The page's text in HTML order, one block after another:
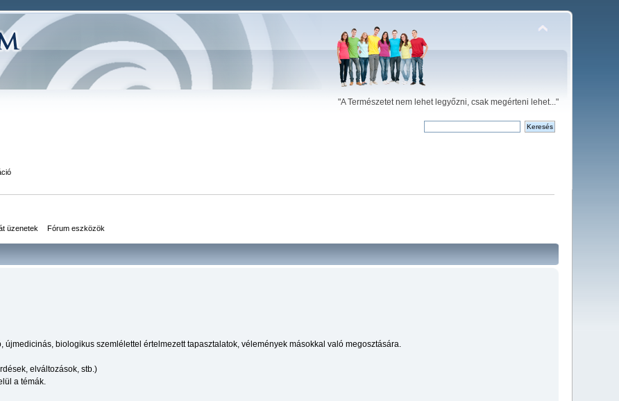
"A Természetet nem lehet legyőzni, csak megérteni lehet..."
üzenetek Fórum eszközök
biologikus szemlélettel értelmezett tapasztalatok, vélemények másokkal való megosztására.
elváltozások, stb.)
a témák.